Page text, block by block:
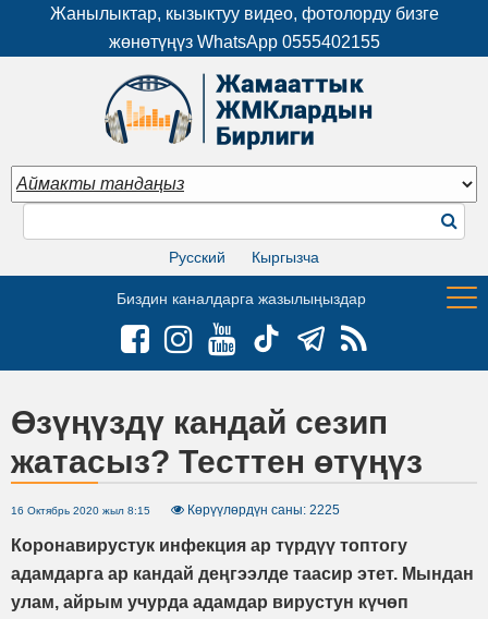
Жанылыктар, кызыктуу видео, фотолорду бизге
жөнөтүңүз WhatsApp 0555402155
Русский Кыргызча
Биздин каналдарга жазылыңыздар
Өзүңүздү кандай сезип
жатасыз? Тесттен өтүңүз
16 Октябрь 2020 жыл 8:15 Көрүүлөрдүн саны: 2225
Коронавирустук инфекция ар түрдүү топтогу
адамдарга ар кандай деңгээлде таасир этет. Мындан
улам, айрым учурда адамдар вирустун күчөп